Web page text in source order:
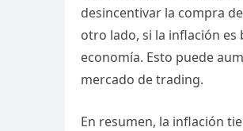
desincentivar la compra
otro lado, si la inflación es
economía. Esto puede
mercado de trading.
En resumen, la inflación